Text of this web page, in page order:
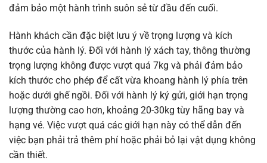
đảm bảo một hành trình suôn sẻ từ đầu đến cuối.
Hành khách cần đặc biệt lưu ý về trọng lượng và kích
thước của hành lý. Đối với hành lý xách tay, thông thường
trọng lượng không được vượt quá 7kg và phải đảm bảo
kích thước cho phép để cất vừa khoang hành lý phía trên
hoặc dưới ghế ngồi. Đối với hành lý ký gửi, giới hạn trọng
lượng thường cao hơn, khoảng 20-30kg tùy hãng bay và
hạng vé. Việc vượt quá các giới hạn này có thể dẫn đến
việc bạn phải trả thêm phí hoặc phải bỏ lại vật dụng không
cần thiết.